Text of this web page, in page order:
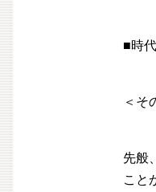
■時
＜そ
先般
こと